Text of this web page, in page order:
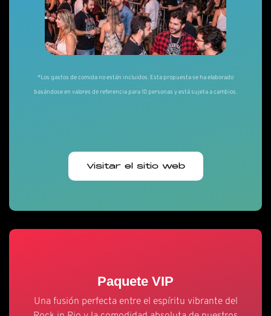
*Los gastos de comida no están incluidos. Esta propuesta se ha elaborado
basándose en valores de referencia para 10 personas y está sujeta a cambios.
Visitar el sitio web
Paquete VIP
Una fusión perfecta entre el espíritu vibrante del